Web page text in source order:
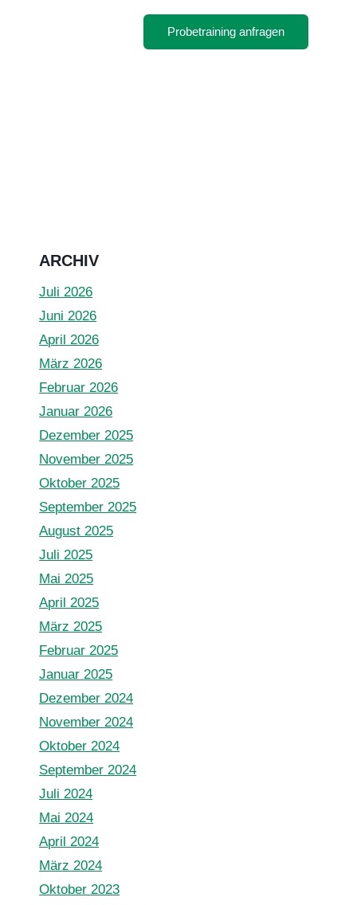
Probetraining anfragen
ARCHIV
Juli 2026
Juni 2026
April 2026
März 2026
Februar 2026
Januar 2026
Dezember 2025
November 2025
Oktober 2025
September 2025
August 2025
Juli 2025
Mai 2025
April 2025
März 2025
Februar 2025
Januar 2025
Dezember 2024
November 2024
Oktober 2024
September 2024
Juli 2024
Mai 2024
April 2024
März 2024
Oktober 2023